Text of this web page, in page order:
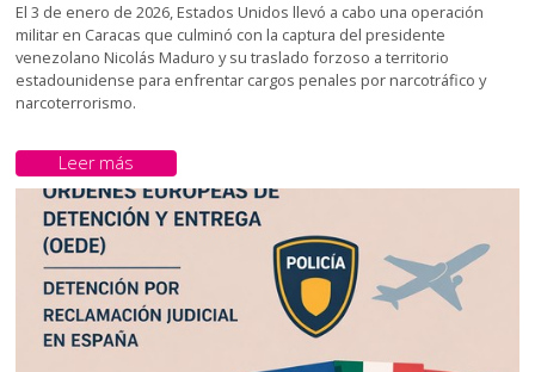
El 3 de enero de 2026, Estados Unidos llevó a cabo una operación
militar en Caracas que culminó con la captura del presidente
venezolano Nicolás Maduro y su traslado forzoso a territorio
estadounidense para enfrentar cargos penales por narcotráfico y
narcoterrorismo.
Leer más